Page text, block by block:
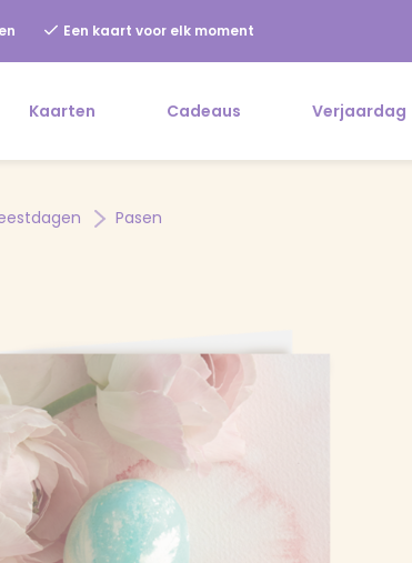
Een kaart voor elk moment
Kaarten Cadeaus Verjaardag
Pasen